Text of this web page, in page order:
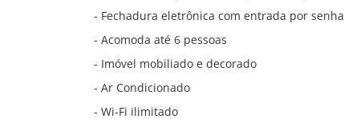
- Fechadura eletrônica com entrada por senha
- Acomoda até 6 pessoas
- Imóvel mobiliado e decorado
- Ar Condicionado
- Wi-Fi ilimitado